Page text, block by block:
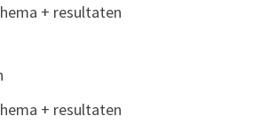
+ resultaten
+ resultaten